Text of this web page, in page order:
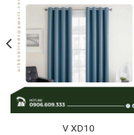
V XD10